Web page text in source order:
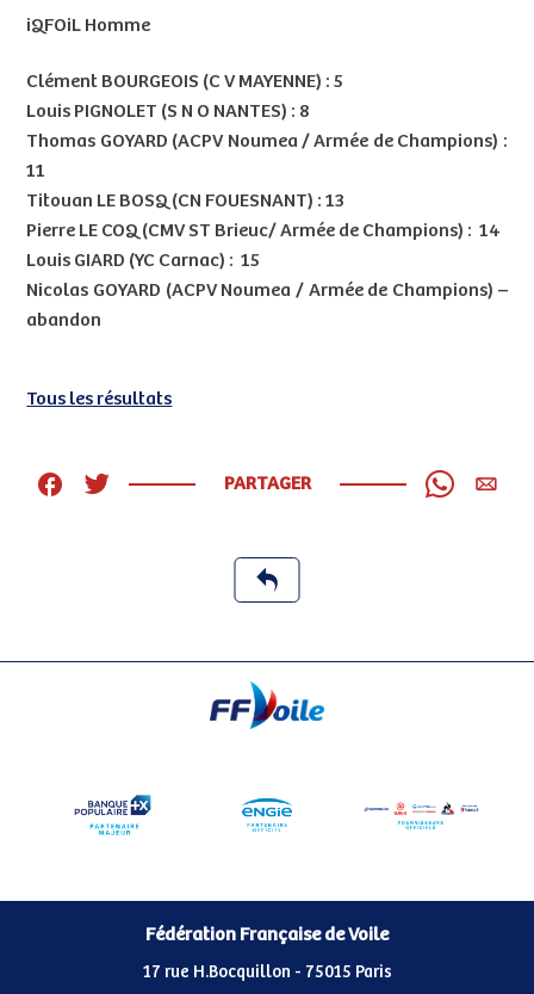
iQFOiL Homme
Clément BOURGEOIS (C V MAYENNE) : 5
Louis PIGNOLET (S N O NANTES) : 8
Thomas GOYARD (ACPV Noumea / Armée de Champions) :
11
Titouan LE BOSQ (CN FOUESNANT) : 13
Pierre LE COQ (CMV ST Brieuc/ Armée de Champions) : 14
Louis GIARD (YC Carnac) : 15
Nicolas GOYARD (ACPV Noumea / Armée de Champions) –
abandon
Tous les résultats
PARTAGER
Fédération Française de Voile
17 rue H.Bocquillon - 75015 Paris